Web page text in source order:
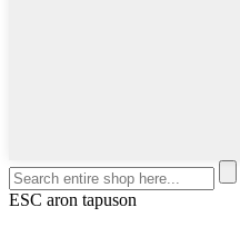
ESC aron tapuson